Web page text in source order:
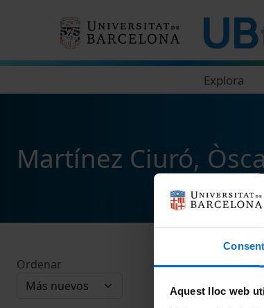
Aquest lloc web
Explora
Martínez Ciuró,
Ordenar